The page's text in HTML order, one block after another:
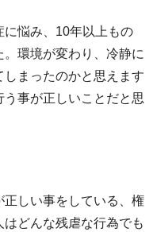
悩み、10年以上もの
環境が変わり、冷静に
まったのかと思えます
事が正しいことだと思
しい事をしている、権
どんな残虐な行為でも